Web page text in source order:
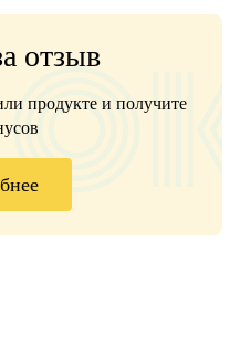
отзыв
продукте и получите